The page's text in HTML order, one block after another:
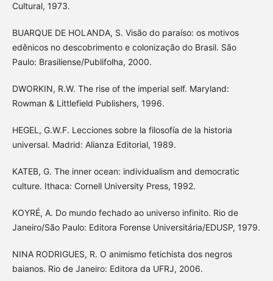
Cultural, 1973.
BUARQUE DE HOLANDA, S. Visão do paraíso: os motivos
edênicos no descobrimento e colonização do Brasil. São
Paulo: Brasiliense/Publifolha, 2000.
DWORKIN, R.W. The rise of the imperial self. Maryland:
Rowman & Littlefield Publishers, 1996.
HEGEL, G.W.F. Lecciones sobre la filosofía de la historia
universal. Madrid: Alianza Editorial, 1989.
KATEB, G. The inner ocean: individualism and democratic
culture. Ithaca: Cornell University Press, 1992.
KOYRÉ, A. Do mundo fechado ao universo infinito. Rio de
Janeiro/São Paulo: Editora Forense Universitária/EDUSP, 1979.
NINA RODRIGUES, R. O animismo fetichista dos negros
baianos. Rio de Janeiro: Editora da UFRJ, 2006.